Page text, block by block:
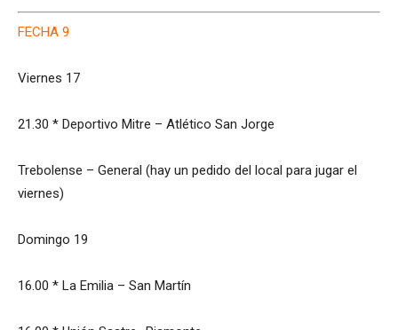
FECHA 9
Viernes 17
21.30 * Deportivo Mitre – Atlético San Jorge
Trebolense – General (hay un pedido del local para jugar el
viernes)
Domingo 19
16.00 * La Emilia – San Martín